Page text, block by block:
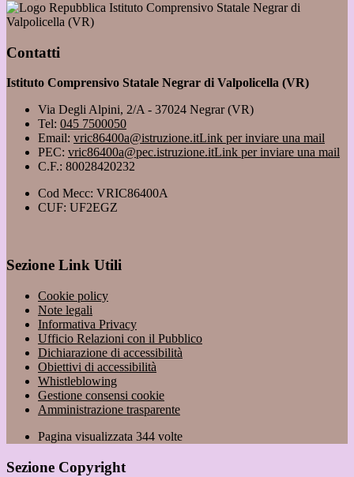
Istituto Comprensivo Statale Negrar di
Valpolicella (VR)
Contatti
Istituto Comprensivo Statale Negrar di Valpolicella (VR)
Via Degli Alpini, 2/A - 37024 Negrar (VR)
Tel: 045 7500050
Email: vric86400a@istruzione.itLink per inviare una mail
PEC: vric86400a@pec.istruzione.itLink per inviare una mail
C.F.: 80028420232
Cod Mecc: VRIC86400A
CUF: UF2EGZ
Sezione Link Utili
Cookie policy
Note legali
Informativa Privacy
Ufficio Relazioni con il Pubblico
Dichiarazione di accessibilità
Obiettivi di accessibilità
Whistleblowing
Gestione consensi cookie
Amministrazione trasparente
Pagina visualizzata 344 volte
Sezione Copyright